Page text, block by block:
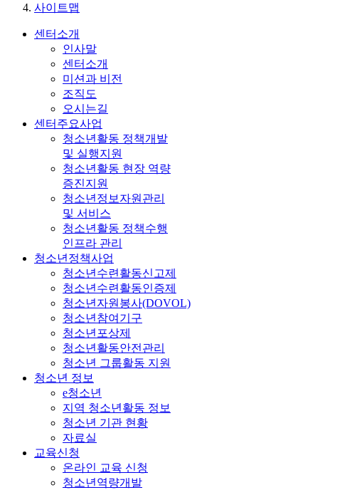
사이트맵
센터소개
인사말
센터소개
미션과 비전
조직도
오시는길
센터주요사업
청소년활동 정책개발
및 실행지원
청소년활동 현장 역량
증진지원
청소년정보자원관리
및 서비스
청소년활동 정책수행
인프라 관리
청소년정책사업
청소년수련활동신고제
청소년수련활동인증제
청소년자원봉사(DOVOL)
청소년참여기구
청소년포상제
청소년활동안전관리
청소년 그룹활동 지원
청소년 정보
e청소년
지역 청소년활동 정보
청소년 기관 현황
자료실
교육신청
온라인 교육 신청
청소년역량개발